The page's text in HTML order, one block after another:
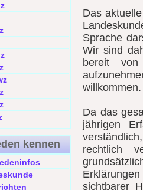
kennen
Das
Sprache
Wir sind
bereit
willkommen.
Da das
jährigen
rechtlich
sichtbarer